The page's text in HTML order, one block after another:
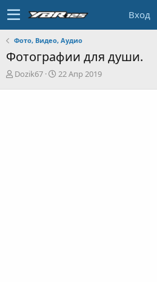
Вход
Фото, Видео, Аудио
Фотографии для души.
А
Dozik67
Д
22 Апр 2019